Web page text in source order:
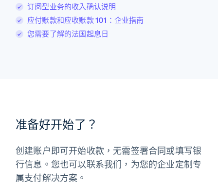
订阅型业务的收入确认说明
应付账款和应收账款 101：企业指南
您需要了解的法国起息日
准备好开始了？
创建账户即可开始收款，无需签署合同或填写银
行信息。您也可以联系我们，为您的企业定制专
属支付解决方案。
Deutsch English
卢森堡
FrançaisDeutsch English
罗马尼亚
墨西哥
EspañolEnglish
English
葡萄牙
PortuguêsEnglish
日本